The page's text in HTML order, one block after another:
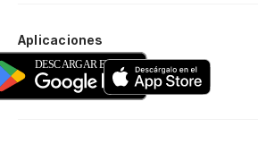
Aplicaciones